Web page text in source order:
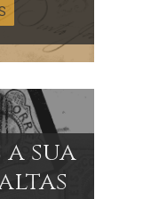
sua